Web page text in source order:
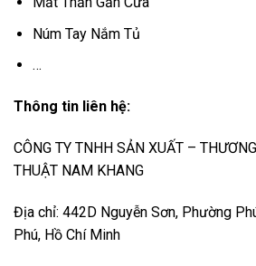
Núm Tay Nắm Tủ
…
Thông tin liên hệ:
CÔNG TY TNHH SẢN XUẤT –
THUẬT NAM KHANG
Địa chỉ: 442D Nguyễn Sơn, Phường
Phú, Hồ Chí Minh